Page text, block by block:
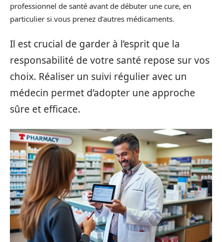
professionnel de santé avant de débuter une cure, en
particulier si vous prenez d’autres médicaments.
Il est crucial de garder à l’esprit que la
responsabilité de votre santé repose sur vos
choix. Réaliser un suivi régulier avec un
médecin permet d’adopter une approche
sûre et efficace.